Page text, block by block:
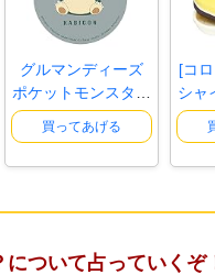
グルマンディーズ
ポケットモンスター
コード..
買ってあげる
[コ
シャ
について占っていくぞ